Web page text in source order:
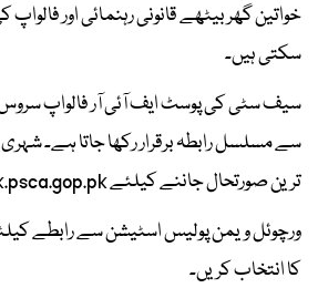
خواتین گھر بیٹھے قانونی رہنمائی اور
سکتی ہیں۔
سیف سٹی کی پوسٹ ایف آئی آر فالواپ
سے مسلسل رابطہ برقرار رکھا جاتا ہے۔
ترین صورتحال جاننے کیلئے feedback.psca.gop.pk وزٹ کریں۔
کا انتخاب کریں۔